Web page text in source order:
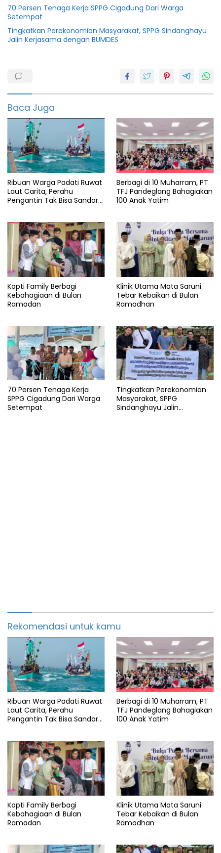
70 Persen Tenaga Kerja SPPG Cigadung Dari Warga
Setempat
Tingkatkan Perekonomian Masyarakat, SPPG Sindanghayu
Jalin Kerjasama dengan BUMDES
jalan
jalan
PIlkades
Pilkades
Cipeucang
Baca Juga
Ribuan Warga Padati Ruwat
Laut Carita, Perahu
Pengantin Tak Bisa Sandar
Berbagi di 10 Muharram, PT
TFJ Pandeglang Bahagiakan
100 Anak Yatim
Kopti Family Berbagi
Kebahagiaan di Bulan
Ramadan
Klinik Utama Mata Saruni
Tebar Kebaikan di Bulan
Ramadhan
70 Persen Tenaga Kerja
SPPG Cigadung Dari Warga
Setempat
Tingkatkan Perekonomian
Masyarakat, SPPG
Sindanghayu Jalin
Rekomendasi untuk kamu
Ribuan Warga Padati Ruwat
Laut Carita, Perahu
Pengantin Tak Bisa Sandar
Berbagi di 10 Muharram, PT
TFJ Pandeglang Bahagiakan
100 Anak Yatim
Kopti Family Berbagi
Kebahagiaan di Bulan
Ramadan
Klinik Utama Mata Saruni
Tebar Kebaikan di Bulan
Ramadhan